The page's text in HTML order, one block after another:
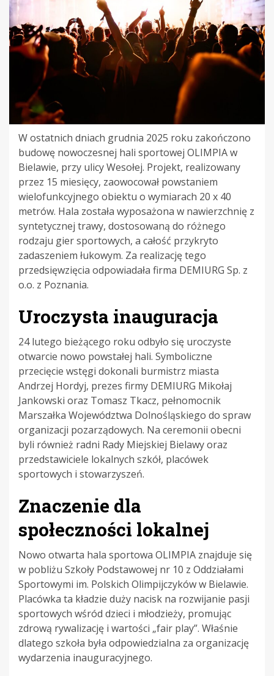
W ostatnich dniach grudnia 2025 roku zakończono
budowę nowoczesnej hali sportowej OLIMPIA w
Bielawie, przy ulicy Wesołej. Projekt, realizowany
przez 15 miesięcy, zaowocował powstaniem
wielofunkcyjnego obiektu o wymiarach 20 x 40
metrów. Hala została wyposażona w nawierzchnię z
syntetycznej trawy, dostosowaną do różnego
rodzaju gier sportowych, a całość przykryto
zadaszeniem łukowym. Za realizację tego
przedsięwzięcia odpowiadała firma DEMIURG Sp. z
o.o. z Poznania.
Uroczysta inauguracja
24 lutego bieżącego roku odbyło się uroczyste
otwarcie nowo powstałej hali. Symboliczne
przecięcie wstęgi dokonali burmistrz miasta
Andrzej Hordyj, prezes firmy DEMIURG Mikołaj
Jankowski oraz Tomasz Tkacz, pełnomocnik
Marszałka Województwa Dolnośląskiego do spraw
organizacji pozarządowych. Na ceremonii obecni
byli również radni Rady Miejskiej Bielawy oraz
przedstawiciele lokalnych szkół, placówek
sportowych i stowarzyszeń.
Znaczenie dla
społeczności lokalnej
Nowo otwarta hala sportowa OLIMPIA znajduje się
w pobliżu Szkoły Podstawowej nr 10 z Oddziałami
Sportowymi im. Polskich Olimpijczyków w Bielawie.
Placówka ta kładzie duży nacisk na rozwijanie pasji
sportowych wśród dzieci i młodzieży, promując
zdrową rywalizację i wartości „fair play”. Właśnie
dlatego szkoła była odpowiedzialna za organizację
wydarzenia inauguracyjnego.